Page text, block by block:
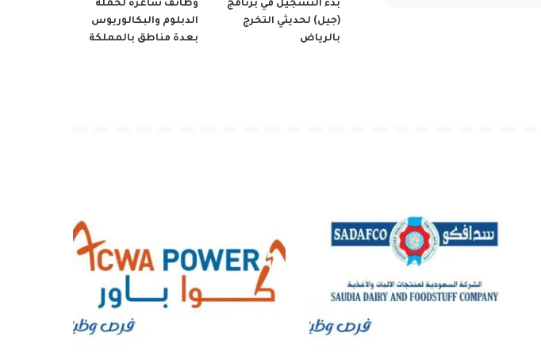
بدء التسجيل في برنامج
(جيل) لحديثي التخرج
بالرياض
وظائف شاغرة لحملة
الدبلوم والبكالوريوس
بعدة مناطق بالمملكة